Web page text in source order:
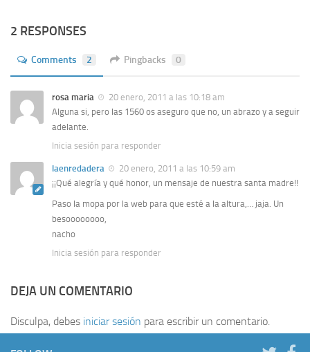
2 RESPONSES
Comments 2 Pingbacks 0
rosa maria
20 enero, 2011 a las 10:18 am
Alguna si, pero las 1560 os aseguro que no, un abrazo y a seguir
adelante.
Inicia sesión para responder
laenredadera
20 enero, 2011 a las 10:59 am
¡¡Qué alegría y qué honor, un mensaje de nuestra santa madre!!
Paso la mopa por la web para que esté a la altura,… jaja. Un
besoooooooo,
nacho
Inicia sesión para responder
DEJA UN COMENTARIO
Disculpa, debes iniciar sesión para escribir un comentario.